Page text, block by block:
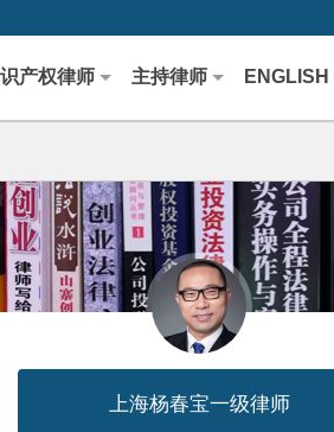
产权律师 主持律师 ENGLISH
上海杨春宝一级律师